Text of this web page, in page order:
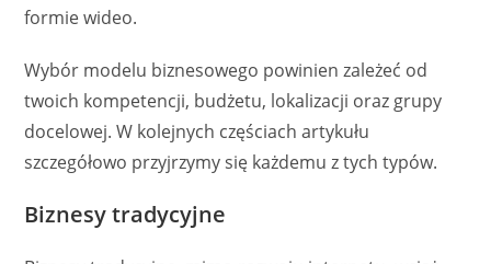
formie wideo.
Wybór modelu biznesowego powinien zależeć od
twoich kompetencji, budżetu, lokalizacji oraz grupy
docelowej. W kolejnych częściach artykułu
szczegółowo przyjrzymy się każdemu z tych typów.
Biznesy tradycyjne